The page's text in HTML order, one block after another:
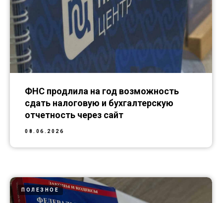
ФНС продлила на год возможность
сдать налоговую и бухгалтерскую
отчетность через сайт
08.06.2026
ПОЛЕЗНОЕ